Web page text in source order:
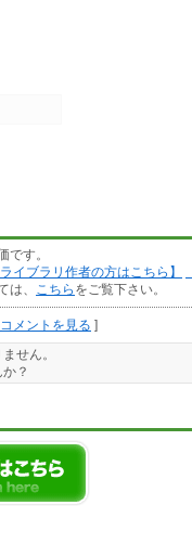
です。
ライブラリ作者の方はこちら】
は、
こちら をご覧下さい。
メントを見る ]
せん。
？